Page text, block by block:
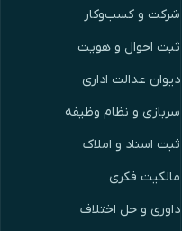
شرکت و کسب‌وکار
ثبت احوال و هویت
دیوان عدالت اداری
سربازی و نظام وظیفه
ثبت اسناد و املاک
مالکیت فکری
داوری و حل اختلاف